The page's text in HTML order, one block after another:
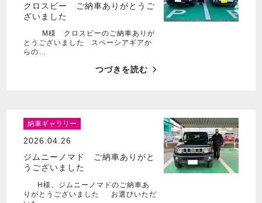
クロスビー ご納車ありがとうご
ざいました
M様 クロスビーのご納車ありが
とうございました スペーシアギアか
らの…
つづきを読む
納車ギャラリー
2026.04.26
ジムニーノマド ご納車ありがと
うございました
H様、ジムニーノマドのご納車あ
りがとうございました お選びいただ